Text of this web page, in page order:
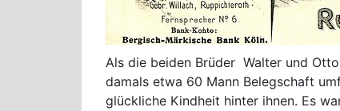
Als die beiden Brüder Walter und
damals etwa 60 Mann Belegschaft
glückliche Kindheit hinter ihnen. Es